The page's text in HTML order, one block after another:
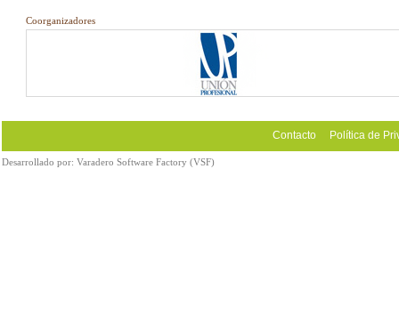
Coorganizadores
Contacto Política de
Desarrollado por: Varadero Software Factory (VSF)